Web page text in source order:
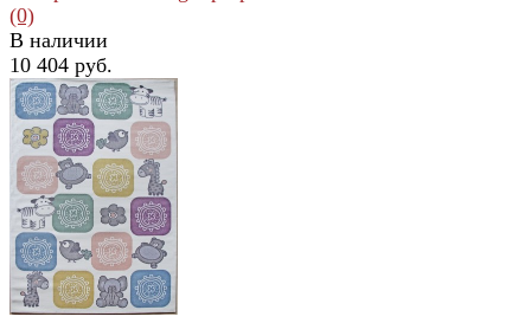
избранное сравнить
(0)
В наличии
10 404 руб.